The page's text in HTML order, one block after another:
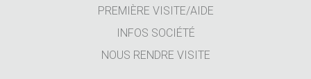
PREMIÈRE VISITE/AIDE
INFOS SOCIÉTÉ
NOUS RENDRE VISITE